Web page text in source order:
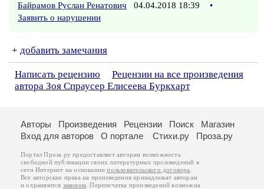
Байрамов Руслан Ренатович 04.04.2018 18:39
•
Заявить о нарушении
+ добавить замечания
Написать рецензию
Рецензии на все произведения
автора Зоя Спраусер Елисеева Буркхарт
Авторы Произведения Рецензии Поиск
Магазин
Вход для авторов
О портале Стихи.ру Проза.ру
Портал Проза.ру предоставляет авторам возможность
свободной публикации своих литературных произведений в
сети Интернет на основаниипользовательского договора
Все авторские права на произведения принадлежат авторам
и охраняются законом . Перепечатка произведений возможна